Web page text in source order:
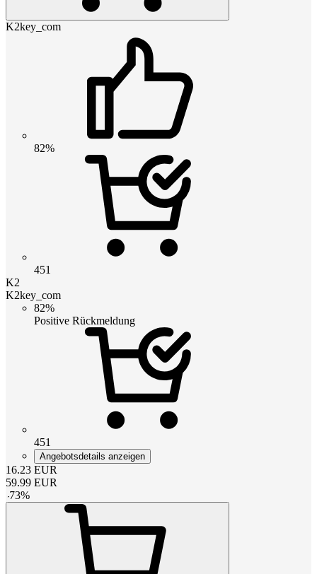
K2key_com
82%
451
K2
K2key_com
82%
Positive Rückmeldung
451
Angebotsdetails anzeigen
16.23 EUR
59.99 EUR
-73%